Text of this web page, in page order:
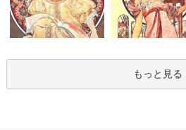
もっと見る